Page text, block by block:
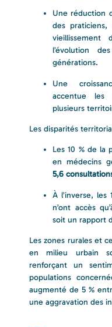
Une réduction
des
l’évolution
générations.
Une
accentue les
plusieurs
Les disparités
Les 10 % de la
en médecins
5,6
À l’inverse, les
n’ont accès
soit un rapport
Les zones rurales et
en milieu urbain
renforçant un
populations
augmenté de 5 %
une aggravation des